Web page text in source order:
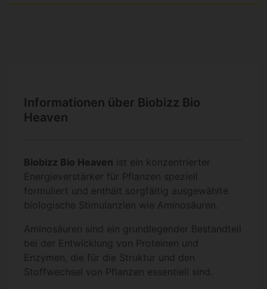
Informationen über Biobizz Bio
Heaven
Biobizz Bio Heaven ist ein konzentrierter
Energieverstärker für Pflanzen speziell
formuliert und enthält sorgfältig ausgewählte
biologische Stimulanzien wie Aminosäuren.
Aminosäuren sind ein grundlegender Bestandteil
bei der Entwicklung von Proteinen und
Enzymen, die für die Struktur und den
Stoffwechsel von Pflanzen essentiell sind.